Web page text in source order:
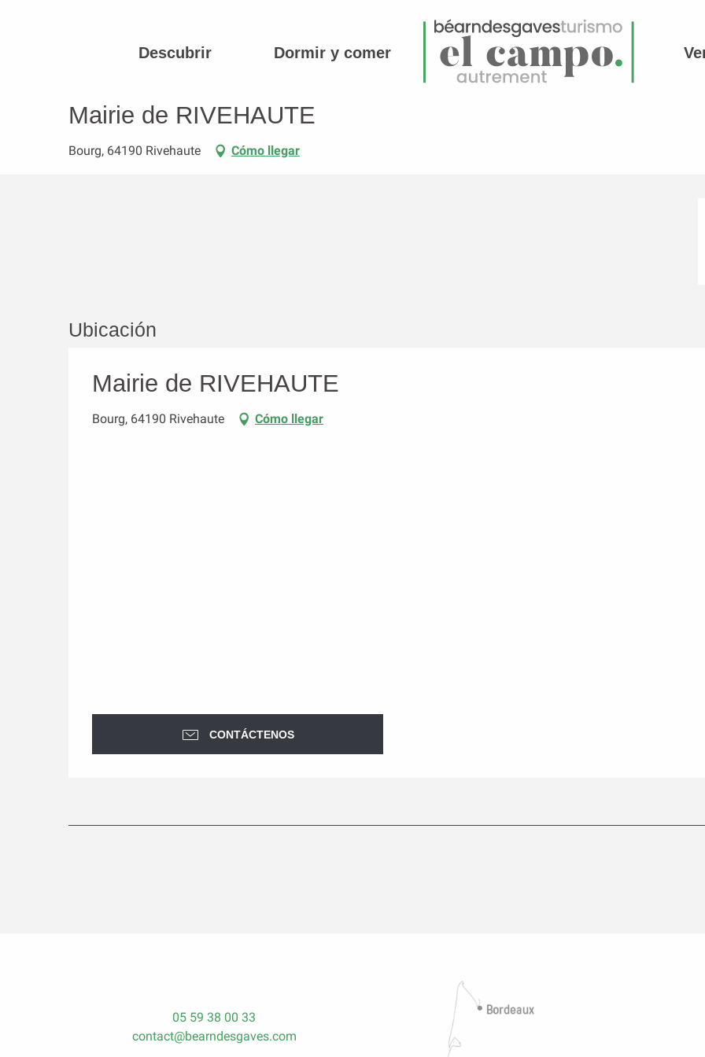
Descubrir Dormir y comer
Mairie de RIVEHAUTE
Mairie de RIVEHAUTE
Bourg, 64190 Rivehaute Cómo llegar
Ubicación
Mairie de RIVEHAUTE
Bourg, 64190 Rivehaute Cómo llegar
CONTÁCTENOS
05 59 38 00 33
contact@bearndesgaves.com